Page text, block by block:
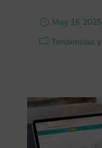
May 16 2025
Tendencias